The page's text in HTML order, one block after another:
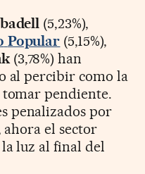
(5,23%),
Popular (5,15%),
(3,78%) han
al percibir como la
pendiente.
penalizados por
el sector
luz al final del